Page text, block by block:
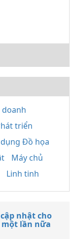
doanh
triển
Đồ họa
Máy chủ
Linh tinh
nhật cho
một lần nữa